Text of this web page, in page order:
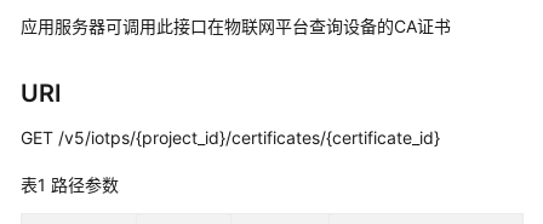
品
介
速
入
应用服务器可调用此接口在物联网平台查询设备的CA证书
URI
GET /v5/iotps/{project_id}/certificates/{certificate_id}
表1 路径参数